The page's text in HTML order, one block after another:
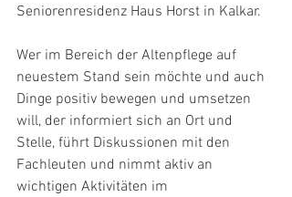
Seniorenresidenz Haus Horst in Kalkar.
Wer im Bereich der Altenpflege auf
neuestem Stand sein möchte und auch
Dinge positiv bewegen und umsetzen
will, der informiert sich an Ort und
Stelle, führt Diskussionen mit den
Fachleuten und nimmt aktiv an
wichtigen Aktivitäten im